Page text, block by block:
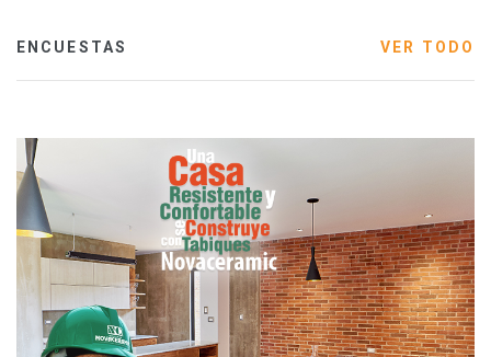
ENCUESTAS VER TODO